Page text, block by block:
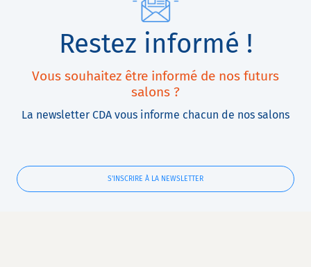
Restez informé !
Vous souhaitez être informé de nos futurs
salons ?
La newsletter CDA vous informe chacun de nos salons
S'INSCRIRE À LA NEWSLETTER